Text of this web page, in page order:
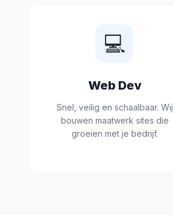
💻
Web Dev
Snel, veilig en schaalbaar. Wij
bouwen maatwerk sites die
groeien met je bedrijf.